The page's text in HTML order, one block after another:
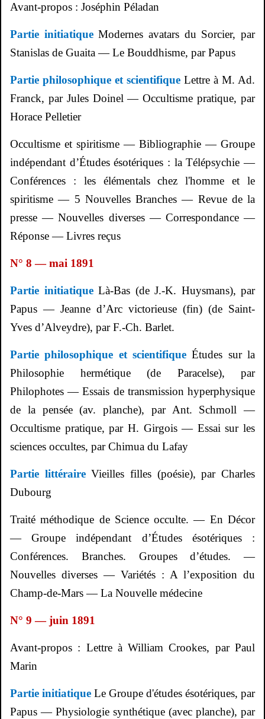
Avant-propos : Joséphin Péladan
Partie initiatiqueModernes avatars du Sorcier, par
Stanislas de Guaita— Le Bouddhisme, par Papus
Partie philosophique et scientifique Lettre à M. Ad.
Franck, par Jules Doinel — Occultisme pratique, par
Horace Pelletier
Occultisme et spiritisme — Bibliographie — Groupe
indépendant d’Études ésotériques : la Télépsychie —
Conférences : les élémentals chez l'homme et le
spiritisme — 5 Nouvelles Branches — Revue de la
presse — Nouvelles diverses — Correspondance —
Réponse — Livres reçus
N° 8 — mai 1891
Partie initiatique Là-Bas (de J.-K. Huysmans), par
Papus — Jeanne d’Arc victorieuse (fin) (de Saint-
Yves d’Alveydre), par F.-Ch. Barlet.
Partie philosophique et scientifique Études sur la
Philosophie hermétique (de Paracelse), par
Philophotes — Essais de transmission hyperphysique
de la pensée (av. planche), par Ant. Schmoll —
Occultisme pratique, par H. Girgois— Essai sur les
sciences occultes, parChimua du Lafay
Partie littéraireVieilles filles (poésie), par Charles
Dubourg
Traité méthodique de Science occulte. — En Décor
— Groupe indépendant d’Études ésotériques :
Conférences. Branches. Groupes d’études. —
Nouvelles diverses — Variétés : A l’exposition du
Champ-de-Mars — La Nouvelle médecine
N° 9 — juin 1891
Avant-propos : Lettre à William Crookes, par Paul
Marin
Partie initiatique Le Groupe d'études ésotériques, par
Papus — Physiologie synthétique (avec planche), par